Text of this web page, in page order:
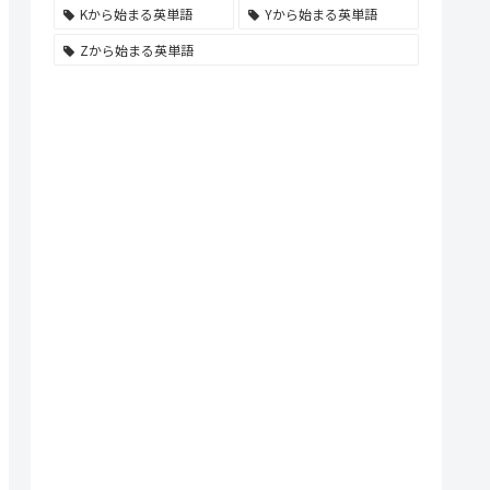
Kから始まる英単語
Yから始まる英単語
Zから始まる英単語